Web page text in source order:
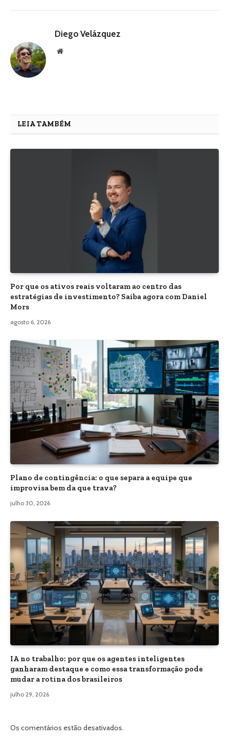
Diego Velázquez
Website
LEIA TAMBÉM
Por que os ativos reais voltaram ao centro das
estratégias de investimento? Saiba agora com Daniel
Mors
agosto 6, 2026
Plano de contingência: o que separa a equipe que
improvisa bem da que trava?
julho 30, 2026
IA no trabalho: por que os agentes inteligentes
ganharam destaque e como essa transformação pode
mudar a rotina dos brasileiros
julho 29, 2026
Os comentários estão desativados.